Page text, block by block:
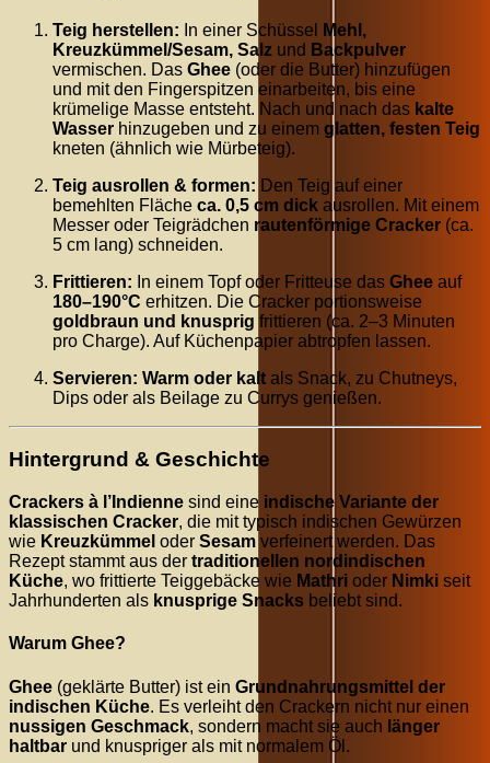
Teig herstellen: In einer Schüssel
Mehl,
Kreuzkümmel/Sesam, Salz und Backpulver
vermischen. Das Ghee (oder die Butter) hinzufügen
und mit den Fingerspitzen einarbeiten, bis eine
krümelige Masse entsteht. Nach und nach das kalte
Wasser hinzugeben und zu einem glatten, festen Teig
kneten (ähnlich wie Mürbeteig).
Teig ausrollen & formen: Den Teig auf einer
bemehlten Fläche ca. 0,5 cm dick ausrollen. Mit einem
Messer oder Teigrädchen rautenförmige Cracker (ca.
5 cm lang) schneiden.
Frittieren: In einem Topf oder Fritteuse das Ghee auf
180–190°C erhitzen. Die Cracker portionsweise
goldbraun und knusprig frittieren (ca. 2–3 Minuten
pro Charge). Auf Küchenpapier abtropfen lassen.
Servieren: Warm oder kalt als Snack, zu Chutneys,
Dips oder als Beilage zu Currys genießen.
Hintergrund & Geschichte
Crackers à l’Indienne sind eine indische Variante der
klassischen Cracker, die mit typisch indischen Gewürzen
wie Kreuzkümmel oder Sesam verfeinert werden. Das
Rezept stammt aus der traditionellen nordindischen
Küche, wo frittierte Teiggebäcke wie Mathri oder Nimki seit
Jahrhunderten als knusprige Snacks beliebt sind.
Warum Ghee?
Ghee (geklärte Butter) ist ein Grundnahrungsmittel der
indischen Küche. Es verleiht den Crackern nicht nur einen
nussigen Geschmack, sondern macht sie auch länger
haltbar und knuspriger als mit normalem Öl.